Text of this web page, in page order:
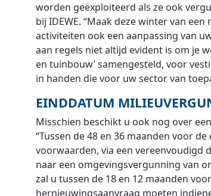
worden geëxploiteerd als ze ook
bij IDEWE. “Maak deze winter van
activiteiten ook een aanpassing van
aan regels niet altijd evident is om je
en tuinbouw’ samengesteld, voor
in handen die voor uw sector van
EINDDATUM
Misschien beschikt u ook nog over
“Tussen de 48 en 36 maanden voor
voorwaarden, via een vereenvoudigd
naar een omgevingsvergunning van
zal u tussen de 18 en 12 maanden
hernieuwingsaanvraag moeten